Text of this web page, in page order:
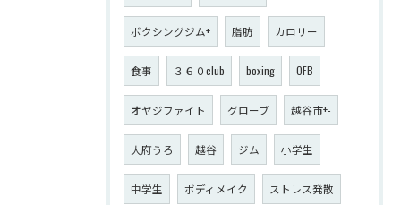
ボクシングジム+ 脂肪 カロリー
食事 ３６０club boxing OFB
オヤジファイト グローブ 越谷市+-
大府うろ 越谷 ジム 小学生
中学生 ボディメイク ストレス発散